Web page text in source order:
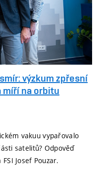
výzkum zpřesní
míří na orbitu
vakuu vypařovalo
satelitů? Odpověď
Josef Pouzar.